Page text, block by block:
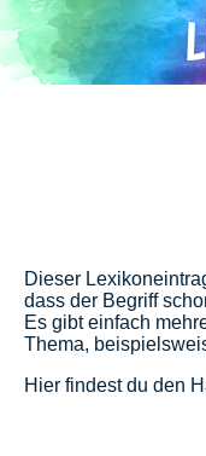
Direkt
zum
Inhalt
Dieser
dass der Begriff
Es gibt einfach
Thema,
Hier findest du den